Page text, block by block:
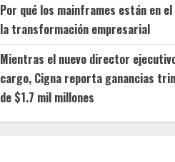
Por qué los mainframes están en
la transformación empresarial
Mientras el nuevo director
cargo, Cigna reporta ganancias
de $1.7 mil millones